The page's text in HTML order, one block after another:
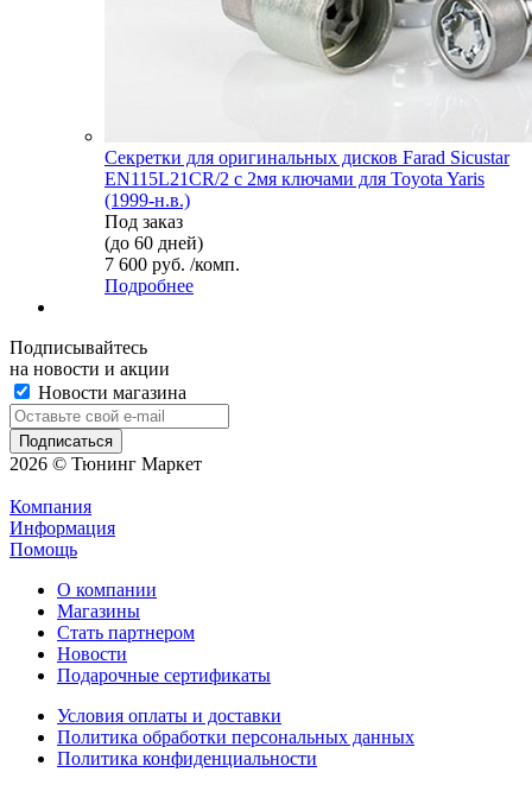
Секретки для оригинальных дисков Farad Sicustar
EN115L21CR/2 с 2мя ключами для Toyota Yaris
(1999-н.в.)
Под заказ
(до 60 дней)
7 600 руб. /комп.
Подробнее
Подписывайтесь
на новости и акции
Новости магазина
2026 © Тюнинг Маркет
Компания
Информация
Помощь
О компании
Магазины
Стать партнером
Новости
Подарочные сертификаты
Условия оплаты и доставки
Политика обработки персональных данных
Политика конфиденциальности